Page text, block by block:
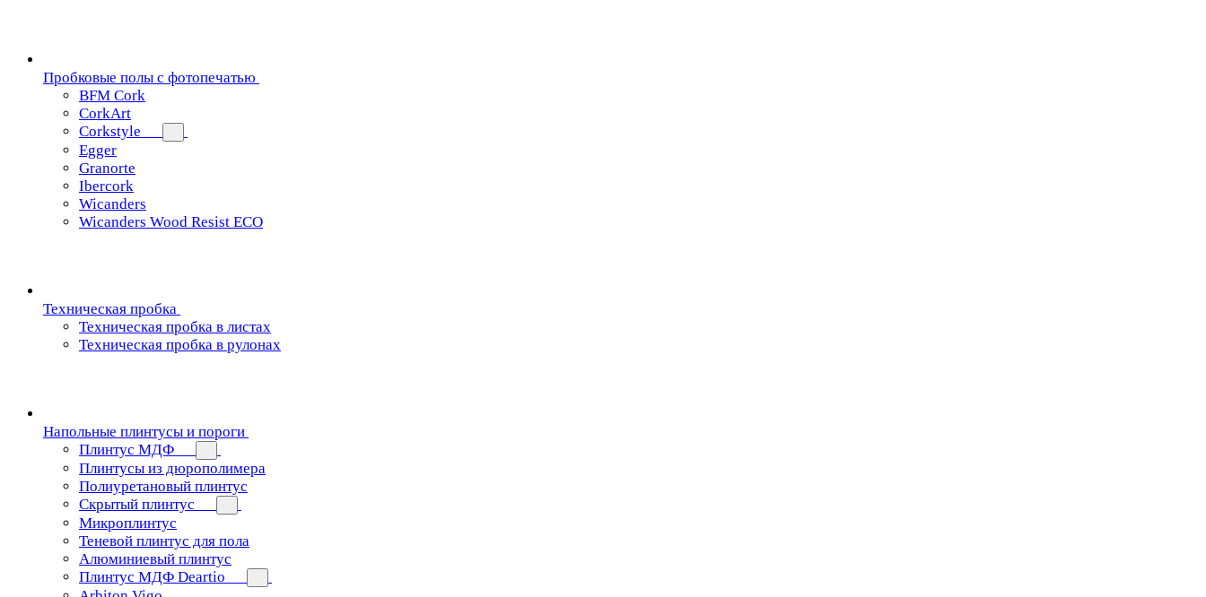
Пробковые полы с фотопечатью
BFM Cork
CorkArt
Corkstyle
Egger
Granorte
Ibercork
Wicanders
Wicanders Wood Resist ECO
Техническая пробка
Техническая пробка в листах
Техническая пробка в рулонах
Напольные плинтусы и пороги
Плинтус МДФ
Плинтусы из дюрополимера
Полиуретановый плинтус
Скрытый плинтус
Микроплинтус
Теневой плинтус для пола
Алюминиевый плинтус
Плинтус МДФ Deartio